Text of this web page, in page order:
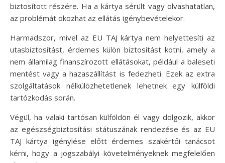
biztosított részére. Ha a kártya sérült vagy olvashatatlan,
az problémát okozhat az ellátás igénybevételekor.
Harmadszor, mivel az EU TAJ kártya nem helyettesíti az
utasbiztosítást, érdemes külön biztosítást kötni, amely a
nem államilag finanszírozott ellátásokat, például a baleseti
mentést vagy a hazaszállítást is fedezheti. Ezek az extra
szolgáltatások nélkülözhetetlenek lehetnek egy külföldi
tartózkodás során.
Végül, ha valaki tartósan külföldön él vagy dolgozik, akkor
az egészségbiztosítási státuszának rendezése és az EU
TAJ kártya igénylése előtt érdemes szakértői tanácsot
kérni, hogy a jogszabályi követelményeknek megfelelően